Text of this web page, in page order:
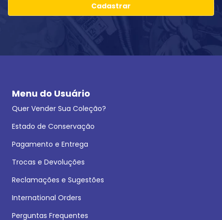
Cadastrar
Menu do Usuário
Quer Vender Sua Coleção?
Estado de Conservação
Pagamento e Entrega
Trocas e Devoluções
Reclamações e Sugestões
International Orders
Perguntas Frequentes